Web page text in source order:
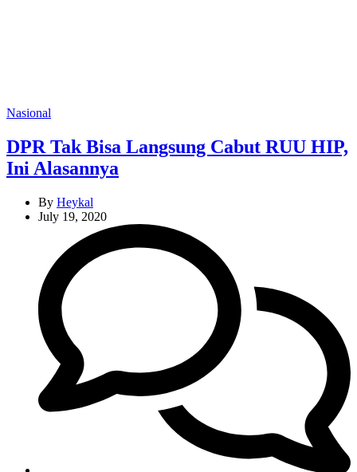
Categories
Nasional
DPR Tak Bisa Langsung Cabut RUU HIP,
Ini Alasannya
By Heykal
July 19, 2020